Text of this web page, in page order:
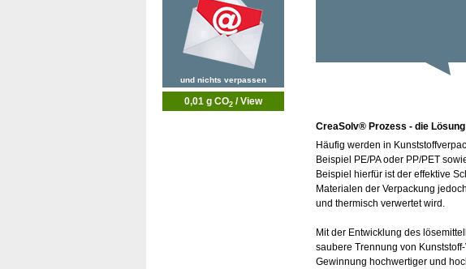
CreaSolv® Prozess - die
Häufig werden in
Beispiel PE/PA oder PP/PET
Beispiel hierfür ist der effektive
Materialen der Verpackung
und thermisch verwertet wird.
Mit der Entwicklung des
saubere Trennung von
Gewinnung hochwertiger und
und nichts verpassen
0,01 g CO2 / View